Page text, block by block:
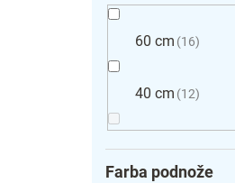
60 cm 16
40 cm 12
Farba podnože